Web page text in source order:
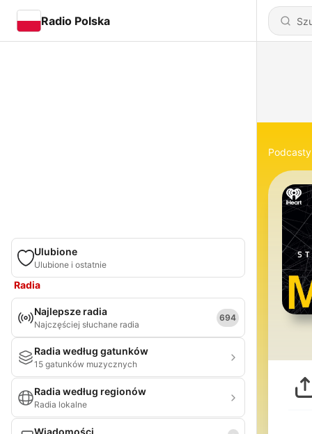
Radio Polska
Ulubione
Ulubione i ostatnie
Radia
Najlepsze radia
Najczęściej słuchane radia
694
Radia według gatunków
15 gatunków muzycznych
Radia według regionów
Radia lokalne
Wiadomości
Podcasty